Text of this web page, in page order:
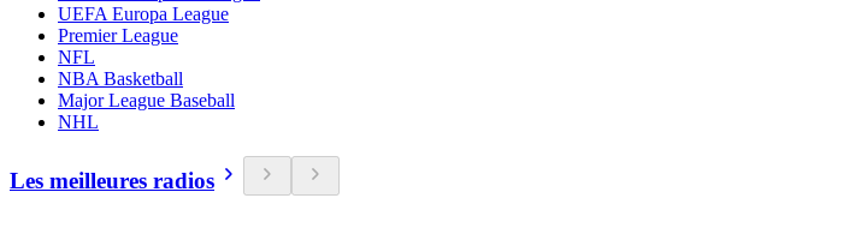
UEFA Europa League
Premier League
NFL
NBA Basketball
Major League Baseball
NHL
Les meilleures radios